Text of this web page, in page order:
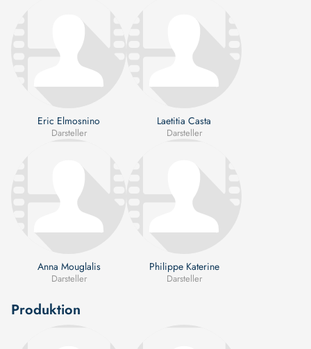
Eric Elmosnino
Darsteller
Laetitia Casta
Darsteller
Anna Mouglalis
Darsteller
Philippe Katerine
Darsteller
Produktion